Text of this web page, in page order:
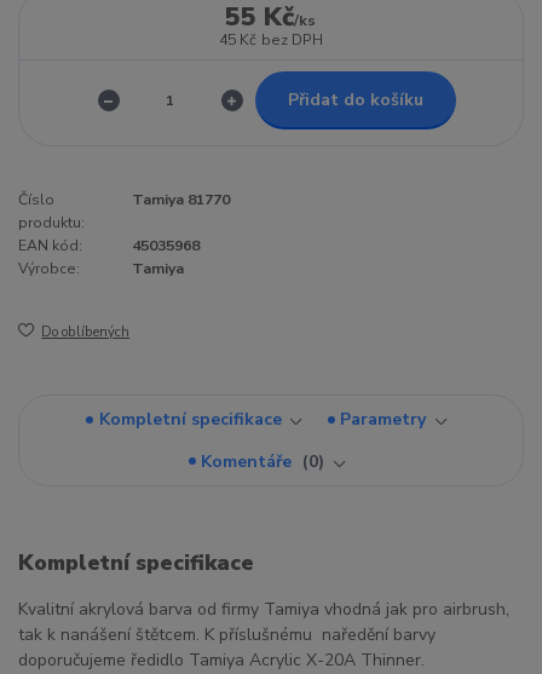
55 Kč/ks
45 Kč bez DPH
Přidat do košíku
Číslo
produktu:
Tamiya 81770
EAN kód:
45035968
Výrobce:
Tamiya
Do oblíbených
Kompletní specifikace
Parametry
Komentáře
0
Kompletní specifikace
Kvalitní akrylová barva od firmy Tamiya vhodná jak pro airbrush,
tak k nanášení štětcem. K příslušnému naředění barvy
doporučujeme ředidlo Tamiya Acrylic X-20A Thinner.